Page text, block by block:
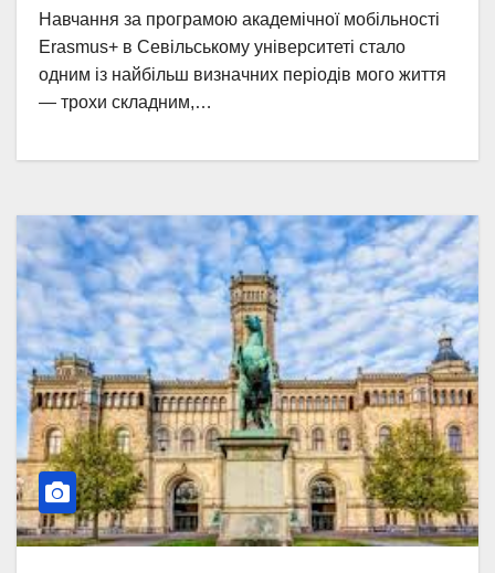
Навчання за програмою академічної мобільності
Erasmus+ в Севільському університеті стало
одним із найбільш визначних періодів мого життя
— трохи складним,…